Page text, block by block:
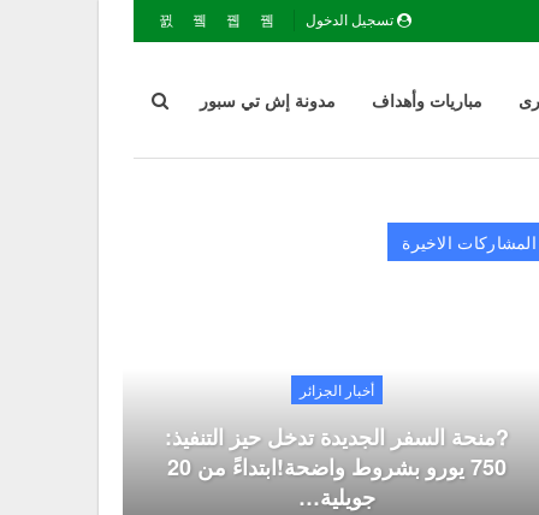
تسجيل الدخول
مباريات وأهداف مدونة إش تي سبور
المشاركات الاخيرة
أخبار الجزائر
?منحة السفر الجديدة تدخل حيز التنفيذ:
750 يورو بشروط واضحة!ابتداءً من 20
جويلية…